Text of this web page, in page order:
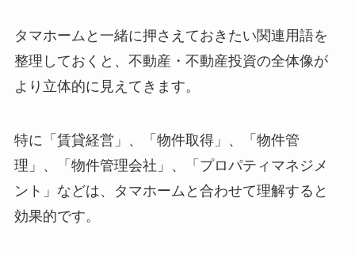
タマホームと一緒に押さえておきたい関連用語を
整理しておくと、不動産・不動産投資の全体像が
より立体的に見えてきます。
特に「賃貸経営」、「物件取得」、「物件管
理」、「物件管理会社」、「プロパティマネジメ
ント」などは、タマホームと合わせて理解すると
効果的です。